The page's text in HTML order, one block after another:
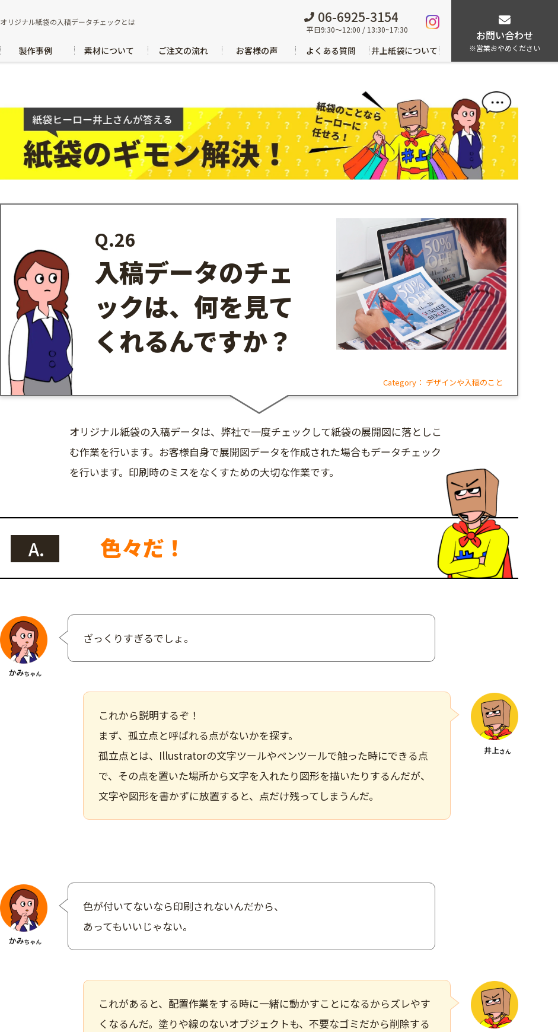
お問い合わせ
※営業おやめください
オリジナル紙袋の入稿データチェックとは 06-6925-3154
平日9:30～12:00 / 13:30~17:30
製作事例 素材について ご注文の流れ お客様の声 よくある質問 井上紙袋について
Q.26
入稿データのチェ
ックは、何を見て
くれるんですか？
Category： デザインや入稿のこと
オリジナル紙袋の入稿データは、弊社で一度チェックして紙袋の展開図に落としこ
む作業を行います。お客様自身で展開図データを作成された場合もデータチェック
を行います。印刷時のミスをなくすための大切な作業です。
A. 色々だ！
ざっくりすぎるでしょ。
これから説明するぞ！
まず、 孤立点と呼ばれる点がないかを探す。
孤立点とは、Illustratorの文字ツールやペンツールで触った時にできる点
で、その点を置いた場所から文字を入れたり図形を描いたりするんだが、
文字や図形を書かずに放置すると、点だけ残ってしまうんだ。
色が付いてないなら印刷されないんだから、
あってもいいじゃない。
これがあると、 配置作業をする時に一緒に動かすことになるからズレやす
くなるんだ。塗りや線のないオブジェクトも、不要なゴミだから削除する